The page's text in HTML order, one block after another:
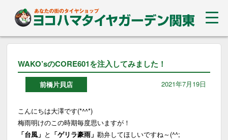
WAKO’sのCORE601を注入してみました！
前橋片貝店 2021年7月19日
こんにちは大澤です(*^^*)
梅雨明けのこの時期毎度思いますが！
「台風」 と 「ゲリラ豪雨」勘弁してほしいですね～(^^;